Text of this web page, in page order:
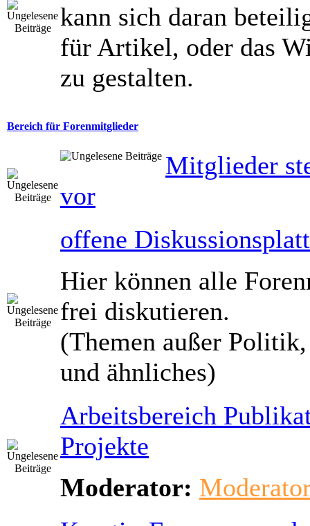
kann sich daran
für Artikel, oder das
zu gestalten.
Bereich für Forenmitglieder
Mitglieder
vor
offene
Hier können alle
frei diskutieren.
(Themen außer
und ähnliches)
Arbeitsbereich
Projekte
Moderator: